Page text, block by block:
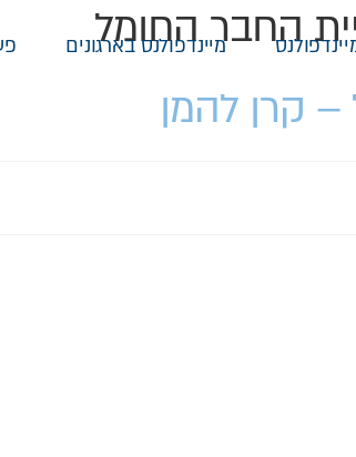
מיינדפולנס בארגונים
החבר החומל
קרן להמן